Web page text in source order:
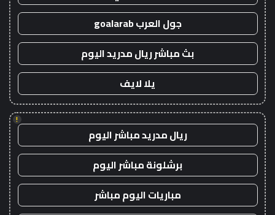
جول العرب goalarab
بث مباشر ريال مدريد اليوم
يلا لايف
!
ريال مدريد مباشر اليوم
برشلونة مباشر اليوم
مباريات اليوم مباشر